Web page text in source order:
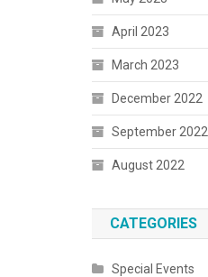
April 2023
March 2023
December 2022
September 2022
August 2022
CATEGORIES
Special Events